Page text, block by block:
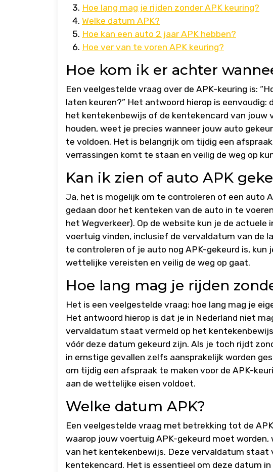
Hoe lang mag je rijden zonder APK keuring?
Welke datum APK?
Hoe kan een auto 2 jaar APK hebben?
Hoe ver van te voren APK keuring?
Hoe kom ik er achter
Een veelgestelde vraag over de APK-keuring is:
laten keuren?” Het antwoord hierop is
het kentekenbewijs of de kentekencard van jouw
houden, weet je precies wanneer jouw auto
te voldoen. Het is belangrijk om tijdig een
verrassingen komt te staan en veilig de weg op
Kan ik zien of auto APK
Ja, het is mogelijk om te controleren of een auto
gedaan door het kenteken van de auto in te
het Wegverkeer). Op de website kun je de
voertuig vinden, inclusief de vervaldatum van de
te controleren of je auto nog APK-gekeurd is,
wettelijke vereisten en veilig de weg op gaat.
Hoe lang mag je rijden
Het is een veelgestelde vraag: hoe lang mag je
Het antwoord hierop is dat je in Nederland niet
vervaldatum staat vermeld op het
vóór deze datum gekeurd zijn. Als je toch rijdt
in ernstige gevallen zelfs aansprakelijk worden
om tijdig een afspraak te maken voor de APK-
aan de wettelijke eisen voldoet.
Welke datum APK?
Een veelgestelde vraag met betrekking tot de
waarop jouw voertuig APK-gekeurd moet
van het kentekenbewijs. Deze vervaldatum staat
kentekencard. Het is essentieel om deze datum